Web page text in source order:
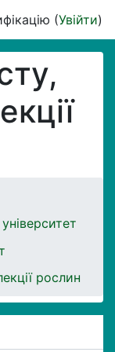
(Увійти)
рослин